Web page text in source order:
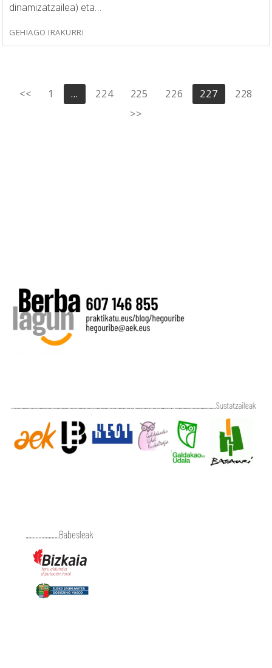
dinamizatzailea) eta…
GEHIAGO IRAKURRI
Posts
pagination
<< 1 … 224 225 226 227
228
>>